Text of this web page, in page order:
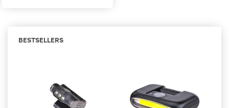
BESTSELLERS